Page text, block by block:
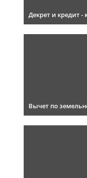
Декрет и кредит -
Вычет по